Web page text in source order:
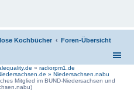
Kochbücher Foren-Übersicht
» radiorpm1.de
» Niedersachsen.nabu
Mitglied im BUND-Niedersachsen und